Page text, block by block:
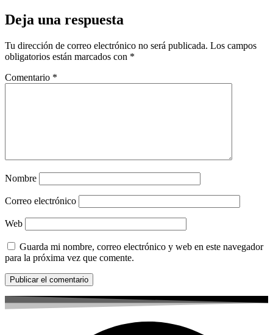
Deja una respuesta
Tu dirección de correo electrónico no será publicada. Los campos
obligatorios están marcados con *
Comentario *
Nombre
Correo electrónico
Web
Guarda mi nombre, correo electrónico y web en este navegador
para la próxima vez que comente.